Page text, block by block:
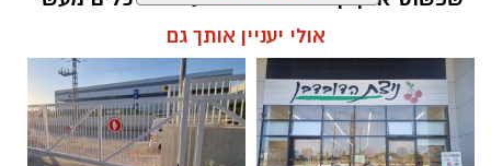
שיעזור לנו, בהדרגה, להשתחרר מהכאב ולהמשיך
הלב שלנו אולי נשבר לפעמים, אבל אנחנו לא
חייבים להישבר יחד איתו.
אולי יעניין אותך גם